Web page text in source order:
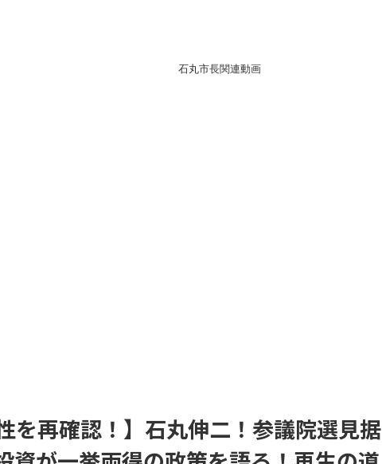
石丸市長関連動画
を再確認！】石丸伸二！参議院選見据